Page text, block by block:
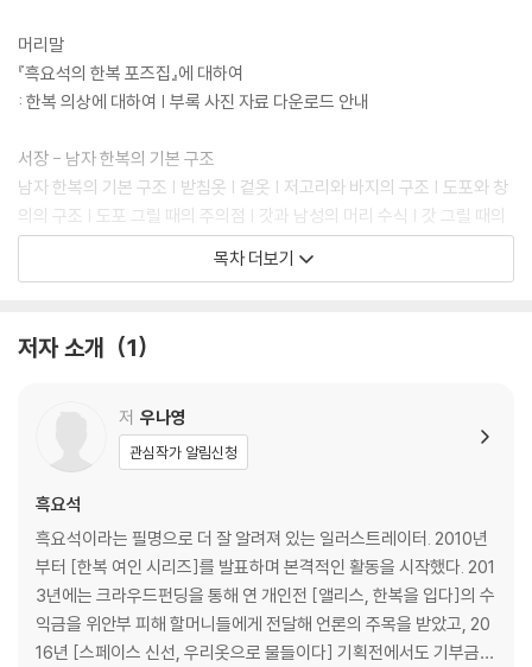
머리말
『흑요석의 한복 포즈집』에 대하여
: 한복 의상에 대하여 | 부록 사진 자료 다운로드 안내
서장 - 남자 한복의 기본 구조
남자 한복의 기본 구조 | 받침옷 | 겉옷 | 저고리와 바지의 구조 | 도포와 창
의의 구조 | 도포 그릴 때의 주의점 | 갓과 남성의 머리 수식 | 갓 그릴 때의
주의점
창의 걸치는 포즈 | 창의 서 있는 포즈 | 도포 고름 묶는 포즈 | 갓끈 묶는 포
즈 | 도포 서 있는 포즈 | 오르는 포즈 | 내리는 포즈 | 갓을 벗은 포즈 | 앉은
포즈 | 엎드린 포즈 | 기타 앉은 포즈 | 기타 누운 포즈
3장 - 남자 한복 무기 포즈
무기 포즈(활) | 무기 포즈(검) | 무기 포즈(검, 활 장착) | 기타 무기 포즈
4장 - 실전 테크닉 - 표지 일러스트 메이킹
목차 더보기
저자 소개 1
저 우나영
관심작가 알림신청
흑요석
흑요석이라는 필명으로 더 잘 알려져 있는 일러스트레이터. 2010년
부터 [한복 여인 시리즈]를 발표하며 본격적인 활동을 시작했다. 201
3년에는 크라우드펀딩을 통해 연 개인전 [앨리스, 한복을 입다]의 수
익금을 위안부 피해 할머니들에게 전달해 언론의 주목을 받았고, 20
16년 [스페이스 신선, 우리옷으로 물들이다] 기획전에서도 기부금